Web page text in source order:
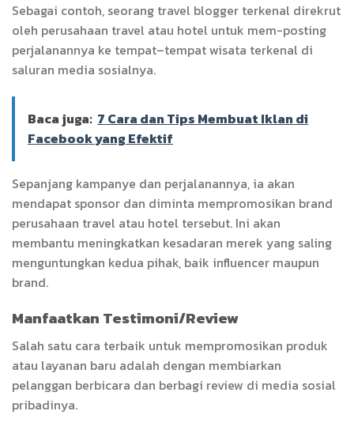
Sebagai contoh, seorang travel blogger terkenal direkrut
oleh perusahaan travel atau hotel untuk mem-posting
perjalanannya ke tempat–tempat wisata terkenal di
saluran media sosialnya.
Baca juga: 7 Cara dan Tips Membuat Iklan di
Facebook yang Efektif
Sepanjang kampanye dan perjalanannya, ia akan
mendapat sponsor dan diminta mempromosikan brand
perusahaan travel atau hotel tersebut. Ini akan
membantu meningkatkan kesadaran merek yang saling
menguntungkan kedua pihak, baik influencer maupun
brand.
Manfaatkan Testimoni/Review
Salah satu cara terbaik untuk mempromosikan produk
atau layanan baru adalah dengan membiarkan
pelanggan berbicara dan berbagi review di media sosial
pribadinya.